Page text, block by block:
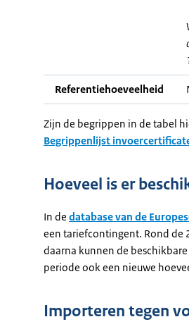
Referentiehoeveelheid
Zijn de begrippen in de tabel
Begrippenlijst
Hoeveel is er
In de database van de
een tariefcontingent. Rond de
daarna kunnen de
periode ook een nieuwe
Importeren tegen